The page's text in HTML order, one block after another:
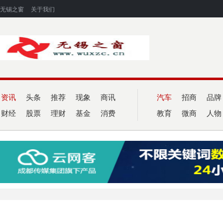
无锡之窗 关于我们
资讯 头条 推荐 现象 商讯
财经 股票 理财 基金 消费
汽车 招商 品牌
教育 微商 人物